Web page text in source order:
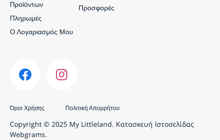
Όροι Χρήσης Πολιτική Απορρήτου
Copyright © 2025 My Littleland. Κατασκευή Ιστοσελίδας
Webgrams.
Προσφορές
Προϊόντων
Πληρωμές
Ο Λογαριασμός Μου